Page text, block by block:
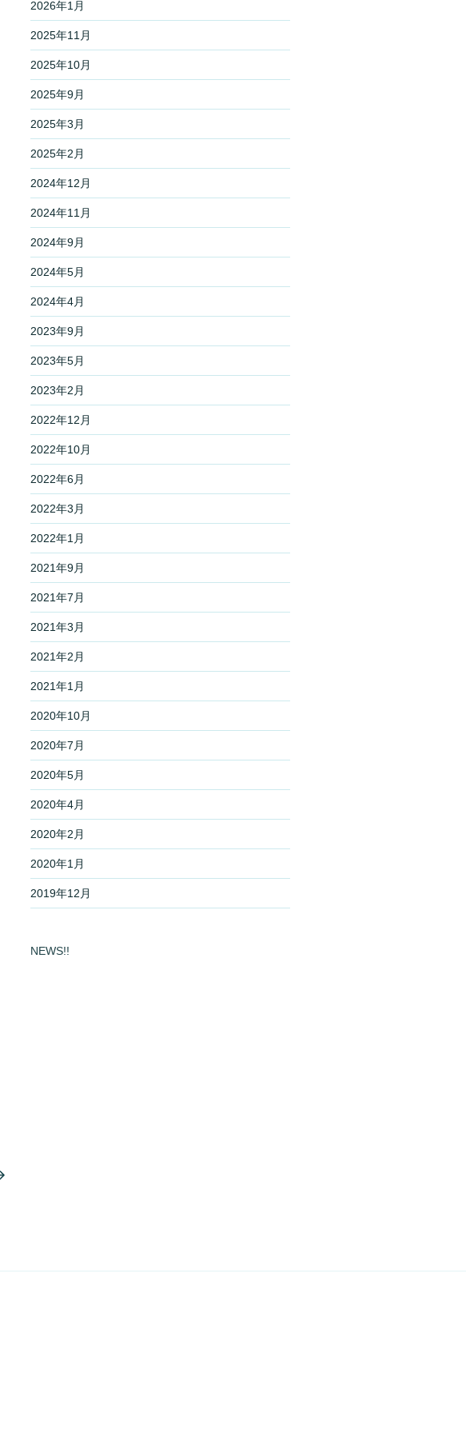
2026年1月
2025年11月
2025年10月
2025年9月
2025年3月
2025年2月
2024年12月
2024年11月
2024年9月
2024年5月
2024年4月
2023年9月
2023年5月
2023年2月
2022年12月
2022年10月
2022年6月
2022年3月
2022年1月
2021年9月
2021年7月
2021年3月
2021年2月
2021年1月
2020年10月
2020年7月
2020年5月
2020年4月
2020年2月
2020年1月
2019年12月
NEWS!!